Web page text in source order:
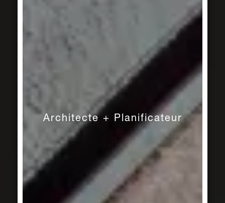
Architecte + Planificateur